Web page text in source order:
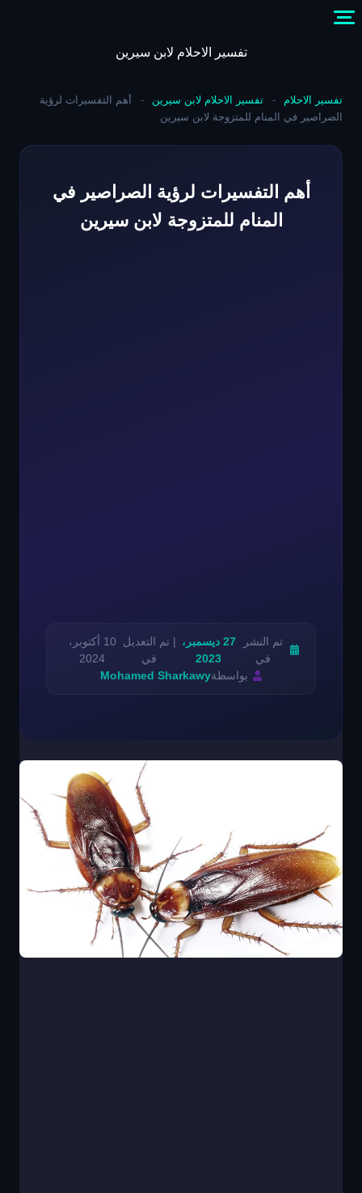
content
تفسير الاحلام لابن سيرين
تفسير الاحلام - تفسير الاحلام لابن سيرين -
أهم التفسيرات لرؤية
الصراصير في المنام للمتزوجة لابن سيرين
أهم التفسيرات لرؤية الصراصير في
المنام للمتزوجة لابن سيرين
تم النشر
في
27 ديسمبر،
2023
| تم التعديل
في
10 أكتوبر،
2024
بواسطةMohamed Sharkawy